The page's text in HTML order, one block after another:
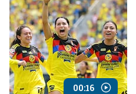
00:16